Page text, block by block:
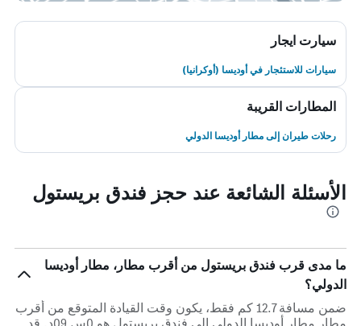
سيارت ايجار
سيارات للاستئجار في أوديسا (أوكرانيا)
المطارات القريبة
رحلات طيران إلى مطار أوديسا الدولي
الأسئلة الشائعة عند حجز فندق بريستول
ما مدى قرب فندق بريستول من أقرب مطار، مطار أوديسا
الدولي؟
ضمن مسافة 12.7 كم فقط، يكون وقت القيادة المتوقع من أقرب